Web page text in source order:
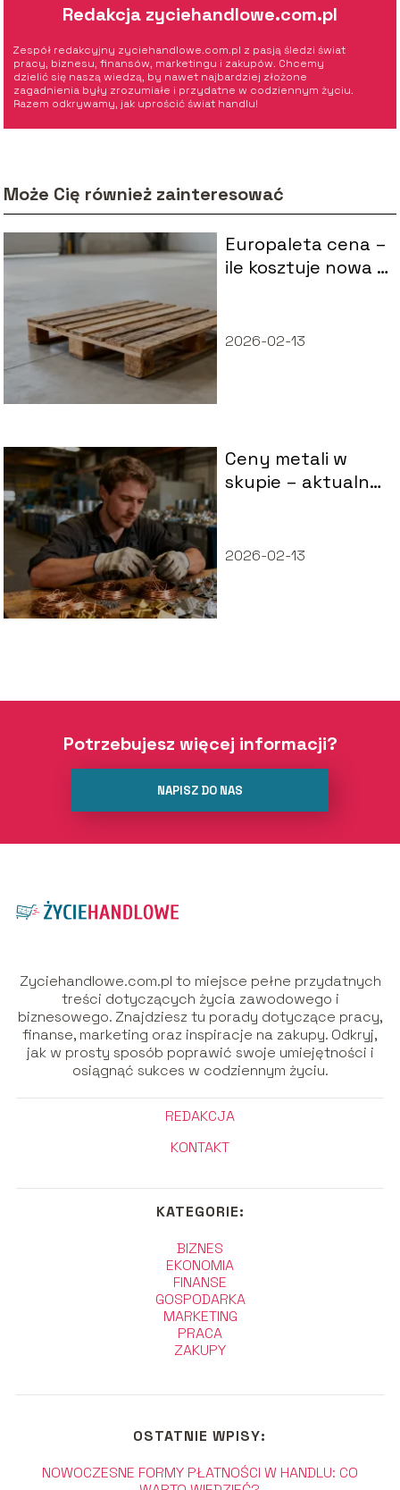
Redakcja zyciehandlowe.com.pl
Zespół redakcyjny zyciehandlowe.com.pl z pasją śledzi świat
pracy, biznesu, finansów, marketingu i zakupów. Chcemy
dzielić się naszą wiedzą, by nawet najbardziej złożone
zagadnienia były zrozumiałe i przydatne w codziennym życiu.
Razem odkrywamy, jak uprościć świat handlu!
Może Cię również zainteresować
Europaleta cena –
ile kosztuje nowa i
2026-02-13
Ceny metali w
skupie – aktualny
2026-02-13
Potrzebujesz więcej informacji?
NAPISZ DO NAS
Zyciehandlowe.com.pl to miejsce pełne przydatnych
treści dotyczących życia zawodowego i
biznesowego. Znajdziesz tu porady dotyczące pracy,
finanse, marketing oraz inspiracje na zakupy. Odkryj,
jak w prosty sposób poprawić swoje umiejętności i
osiągnąć sukces w codziennym życiu.
REDAKCJA
KONTAKT
KATEGORIE:
BIZNES
EKONOMIA
FINANSE
GOSPODARKA
MARKETING
PRACA
ZAKUPY
OSTATNIE WPISY:
NOWOCZESNE FORMY PŁATNOŚCI W HANDLU: CO